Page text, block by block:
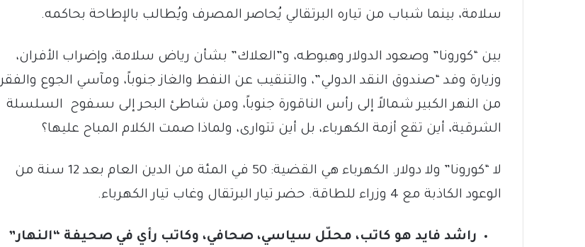
سلامة، بينما شباب من تياره البرتقالي يُحاصر المصرف ويُطالب بالإطاحة بحاكمه.
بين “كورونا” وصعود الدولار وهبوطه، و”العلاك” بشأن رياض سلامة، وإضراب الأفران،
وزيارة وفد “صندوق النقد الدولي”، والتنقيب عن النفط والغاز جنوباً، ومآسي الجوع والفقر
من النهر الكبير شمالاً إلى رأس الناقورة جنوباً، ومن شاطئ البحر إلى ىسفوح السلسلة
الشرقية، أين تقع أزمة الكهرباء، بل أين تتوارى، ولماذا صمت الكلام المباح عليها؟
لا “كورونا” ولا دولار. الكهرباء هي القضية: 50 في المئة من الدين العام بعد 12 سنة من
الوعود الكاذبة مع 4 وزراء للطاقة. حضر تيار البرتقال وغاب تيار الكهرباء.
راشد فايد هو كاتب، محلّل سياسي، صحافي، وكاتب رأي في صحيفة “النهار”